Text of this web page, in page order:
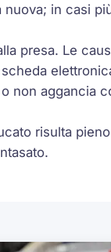
in casi
presa. Le
non aggancia
risulta